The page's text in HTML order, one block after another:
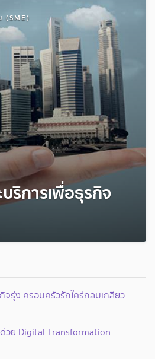
(SME)
การเพื่อธุรกิจ
กิจรุ่ง ครอบครัวรักใคร่กลมเกลียว
วย Digital Transformation